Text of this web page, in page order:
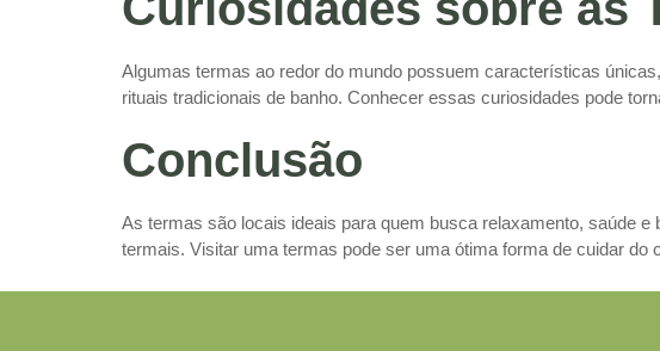
Algumas termas ao redor do mundo possuem características
rituais tradicionais de banho. Conhecer essas curiosidades pode
Conclusão
As termas são locais ideais para quem busca relaxamento, saúde
termais. Visitar uma termas pode ser uma ótima forma de cuidar